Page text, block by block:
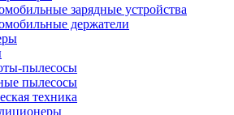
зарядные устройства
держатели
пылесосы
пылесосы
техника